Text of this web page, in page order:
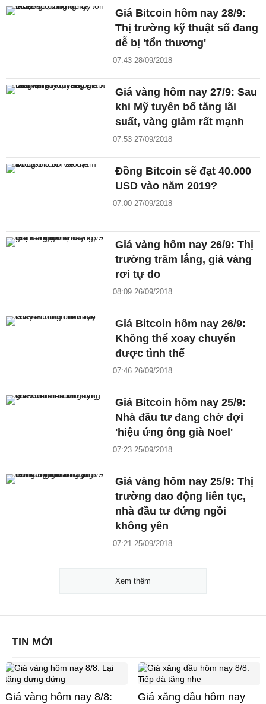
Giá Bitcoin hôm nay 28/9:
Thị trường kỹ thuật số đang
dễ bị 'tổn thương'
07:43 28/09/2018
Giá vàng hôm nay 27/9: Sau
khi Mỹ tuyên bố tăng lãi
suất, vàng giảm rất mạnh
07:53 27/09/2018
Đồng Bitcoin sẽ đạt 40.000
USD vào năm 2019?
07:00 27/09/2018
Giá vàng hôm nay 26/9: Thị
trường trầm lắng, giá vàng
rơi tự do
08:09 26/09/2018
Giá Bitcoin hôm nay 26/9:
Không thể xoay chuyển
được tình thế
07:46 26/09/2018
Giá Bitcoin hôm nay 25/9:
Nhà đầu tư đang chờ đợi
'hiệu ứng ông già Noel'
07:23 25/09/2018
Giá vàng hôm nay 25/9: Thị
trường dao động liên tục,
nhà đầu tư đứng ngồi
không yên
07:21 25/09/2018
Xem thêm
TIN MỚI
Giá vàng hôm nay 8/8:
Giá xăng dầu hôm nay